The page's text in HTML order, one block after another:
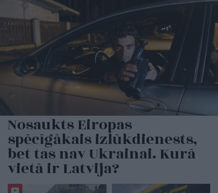
Nosaukts Eiropas
spēcīgākais izlūkdienests,
bet tas nav Ukrainai. Kurā
vietā ir Latvija?